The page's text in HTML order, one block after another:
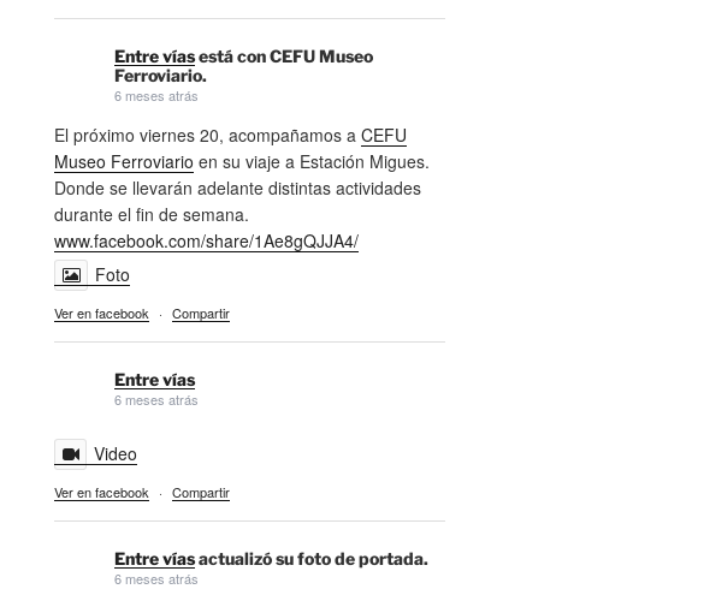
Entre vías está con CEFU Museo
Ferroviario.
6 meses atrás
El próximo viernes 20, acompañamos a CEFU
Museo Ferroviario en su viaje a Estación Migues.
Donde se llevarán adelante distintas actividades
durante el fin de semana.
www.facebook.com/share/1Ae8gQJJA4/
Foto
Ver en facebook · Compartir
Entre vías
6 meses atrás
Video
Ver en facebook · Compartir
Entre vías actualizó su foto de portada.
6 meses atrás